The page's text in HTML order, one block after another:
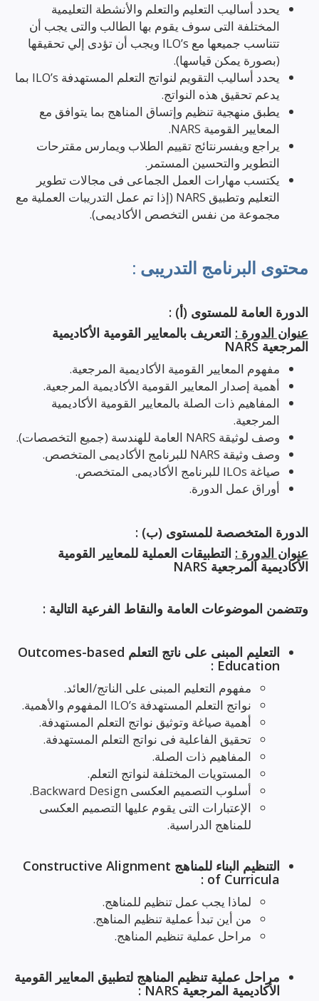
يحدد أساليب التعليم والتعلم والأنشطة التعليمية
المختلفة التى سوف يقوم بها الطالب والتى يجب أن
تتناسب جميعها مع ILO’s ويجب أن تؤدى إلي تحقيقها
(بصورة يمكن قياسها).
يحدد أساليب التقويم لنواتج التعلم المستهدفة ILO’s بما
يدعم تحقيق هذه النواتج.
يطبق منهجية تنظيم وإتساق المناهج بما يتوافق مع
المعايير القومية NARS.
يراجع ويفسرنتائج تقييم الطلاب ويمارس مقترحات
التطوير والتحسين المستمر.
يكتسب مهارات العمل الجماعى فى مجالات تطوير
التعليم وتطبيق NARS (إذا تم عمل التدريبات العملية مع
مجموعة من نفس التخصص الأكاديمى).
محتوى البرنامج التدريبى :
الدورة العامة للمستوى (أ) :
عنوان الدورة : التعريف بالمعايير القومية الأكاديمية
المرجعية NARS
مفهوم المعايير القومية الأكاديمية المرجعية.
أهمية إصدار المعايير القومية الأكاديمية المرجعية.
المفاهيم ذات الصلة بالمعايير القومية الأكاديمية
المرجعية.
وصف لوثيقة NARS العامة للهندسة (جميع التخصصات).
وصف وثيقة NARS للبرنامج الأكاديمى المتخصص.
صياغة ILOs للبرنامج الأكاديمى المتخصص.
أوراق عمل الدورة.
الدورة المتخصصة للمستوى (ب) :
عنوان الدورة : التطبيقات العملية للمعايير القومية
الأكاديمية المرجعية NARS
وتتضمن الموضوعات العامة والنقاط الفرعية التالية :
التعليم المبنى على ناتج التعلم Outcomes-based
Education :
مفهوم التعليم المبنى على الناتج/العائد.
نواتج التعلم المستهدفة ILO’s المفهوم والأهمية.
أهمية صياغة وتوثيق نواتج التعلم المستهدفة.
تحقيق الفاعلية فى نواتج التعلم المستهدفة.
المفاهيم ذات الصلة.
المستويات المختلفة لنواتج التعلم.
أسلوب التصميم العكسى Backward Design.
الإعتبارات التى يقوم عليها التصميم العكسى
للمناهج الدراسية.
التنظيم البناء للمناهج Constructive Alignment
of Curricula :
لماذا يجب عمل تنظيم للمناهج.
من أين تبدأ عملية تنظيم المناهج.
مراحل عملية تنظيم المناهج.
مراحل عملية تنظيم المناهج لتطبيق المعايير القومية
الأكاديمية المرجعية NARS :